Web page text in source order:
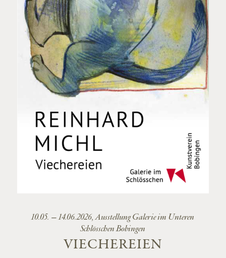
10.05. – 14.06.2026, Ausstellung Galerie im Unteren
Schlösschen Bobingen
VIECHEREIEN